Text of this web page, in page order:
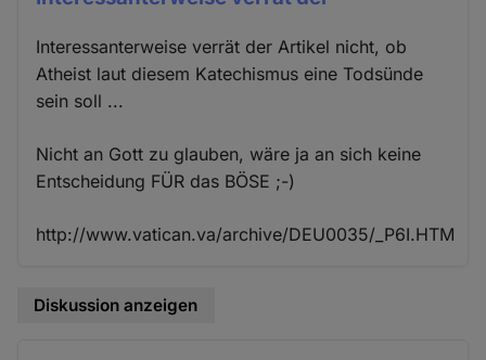
Interessanterweise verrät der Artikel nicht, ob
Atheist laut diesem Katechismus eine Todsünde
sein soll ...
Nicht an Gott zu glauben, wäre ja an sich keine
Entscheidung FÜR das BÖSE ;-)
http://www.vatican.va/archive/DEU0035/_P6I.HTM
Diskussion anzeigen